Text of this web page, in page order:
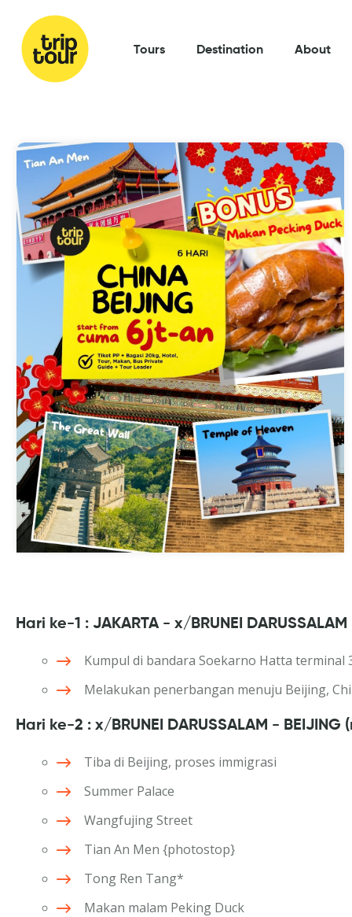
Tours Destination About
Hari ke-1 : JAKARTA - x/BRUNEI
Kumpul di bandara Soekarno Hatta terminal
Melakukan penerbangan menuju Beijing,
Hari ke-2 : x/BRUNEI DARUSSALAM -
Tiba di Beijing, proses immigrasi
Summer Palace
Wangfujing Street
Tian An Men {photostop}
Tong Ren Tang*
Makan malam Peking Duck